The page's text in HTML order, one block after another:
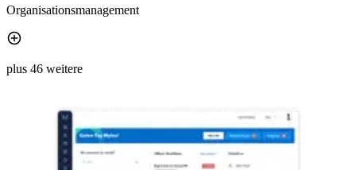
Organisationsmanagement
plus 46 weitere